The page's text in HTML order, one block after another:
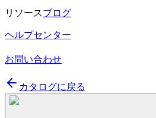
リソースブログ
ヘルプセンター
お問い合わせ
カタログに戻る